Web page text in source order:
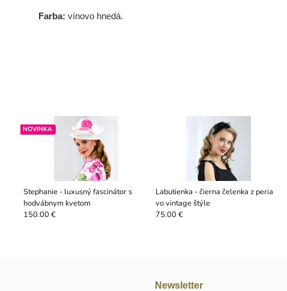
Farba: vínovo hnedá.
Stephanie - luxusný fascinátor s
hodvábnym kvetom
NOVINKA
150.00 €
Labutienka - čierna čelenka z peria
vo vintage štýle
75.00 €
Newsletter